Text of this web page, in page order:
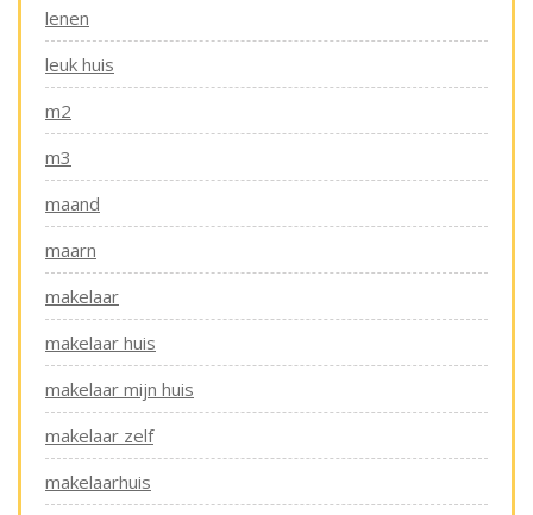
lenen
leuk huis
m2
m3
maand
maarn
makelaar
makelaar huis
makelaar mijn huis
makelaar zelf
makelaarhuis